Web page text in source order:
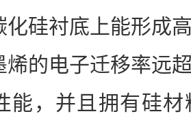
化硅衬底上能形成
烯的电子迁移率远
能，并且拥有硅